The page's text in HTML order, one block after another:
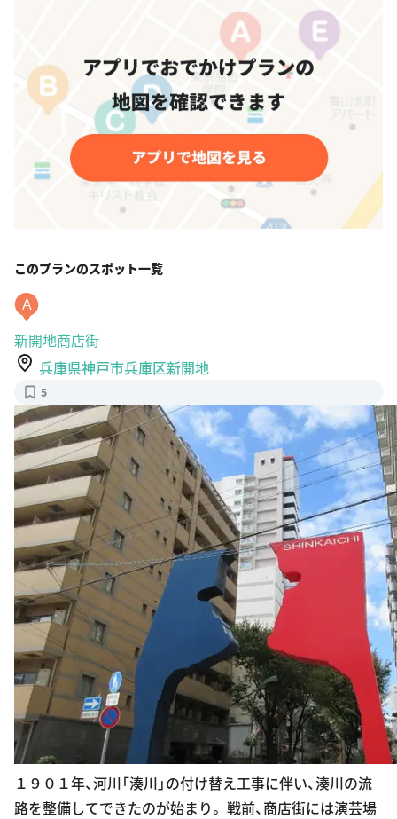
このプランのスポット一覧
A
新開地商店街
兵庫県神戸市兵庫区新開地
5
１９０１年、河川「湊川」の付け替え工事に伴い、湊川の流
路を整備してできたのが始まり。 戦前、商店街には演芸場